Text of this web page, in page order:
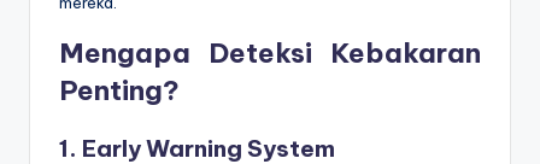
Mengapa Deteksi Kebakaran
Penting?
1. Early Warning System